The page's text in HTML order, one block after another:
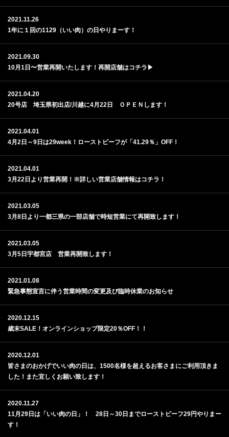
2021.11.26
1年に１回の1129（いい肉）の日やりまーす！
2021.09.30
10月1日〜営業再開いたします！再開店舗はコチラ▶︎
2021.04.20
20号店 埼玉県初出店/川越に4月22日 ＯＰＥＮします！
2021.04.01
4月2日～9日は29week！ローストビーフが「41.29％」OFF！
2021.04.01
3月22日より営業再開！※詳しい営業店舗情報はコチラ！
2021.03.05
3月8日より一都三県の一部店舗で時短営業にて再開致します！
2021.03.05
3月5日宇都宮店 営業再開致します！
2021.01.08
緊急事態宣言に伴う営業時間の変更及び臨時休業のお知らせ
2020.12.15
歳末SALE！オンラインショップ限定20％OFF！！
2020.12.01
皆さまのおかげでいい肉の日は、1500名様を超えるお客さまにご利用頂きま
した！また宜しくお願い致します！
2020.11.27
11月29日は「いい肉の日」！ 28日～30日までローストビーフ29円やりまー
す！